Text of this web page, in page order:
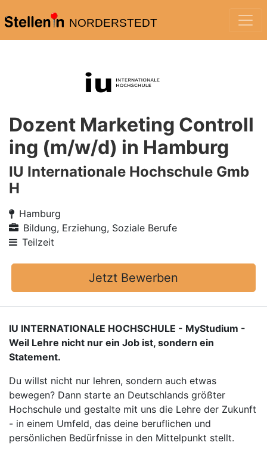
NORDERSTEDT
Dozent Marketing Controll
ing (m/w/d) in Hamburg
IU Internationale Hochschule Gmb
H
Hamburg
Bildung, Erziehung, Soziale Berufe
Teilzeit
Jetzt Bewerben
IU INTERNATIONALE HOCHSCHULE - MyStudium -
Weil Lehre nicht nur ein Job ist, sondern ein
Statement.
Du willst nicht nur lehren, sondern auch etwas
bewegen? Dann starte an Deutschlands größter
Hochschule und gestalte mit uns die Lehre der Zukunft
- in einem Umfeld, das deine beruflichen und
persönlichen Bedürfnisse in den Mittelpunkt stellt.